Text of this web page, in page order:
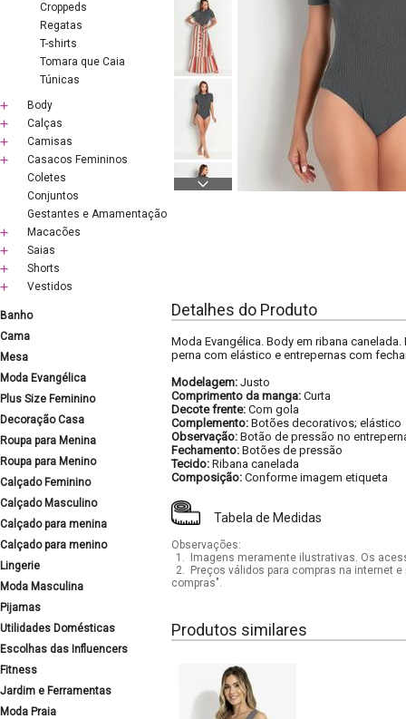
Croppeds
Regatas
T-shirts
Tomara que Caia
Túnicas
Body
Calças
Camisas
Casacos Femininos
Coletes
Conjuntos
Gestantes e Amamentação
Macacões
Saias
Shorts
Vestidos
Banho
Cama
Mesa
Moda Evangélica
Plus Size Feminino
Decoração Casa
Roupa para Menina
Roupa para Menino
Calçado Feminino
Calçado Masculino
Calçado para menina
Calçado para menino
Lingerie
Moda Masculina
Pijamas
Utilidades Domésticas
Escolhas das Influencers
Fitness
Jardim e Ferramentas
Moda Praia
Detalhes do Produto
Moda Evangélica. Body em ribana
perna com elástico e entrepernas com
Modelagem: Justo
Comprimento da manga: Curta
Decote frente: Com gola
Complemento: Botões decorativos; elástico
Observação: Botão de pressão no
Fechamento: Botões de pressão
Tecido: Ribana canelada
Composição: Conforme imagem etiqueta
Tabela de Medidas
Observações:
1.
Imagens meramente ilustrativas. Os
2.
Preços válidos para compras na internet
compras".
Produtos similares